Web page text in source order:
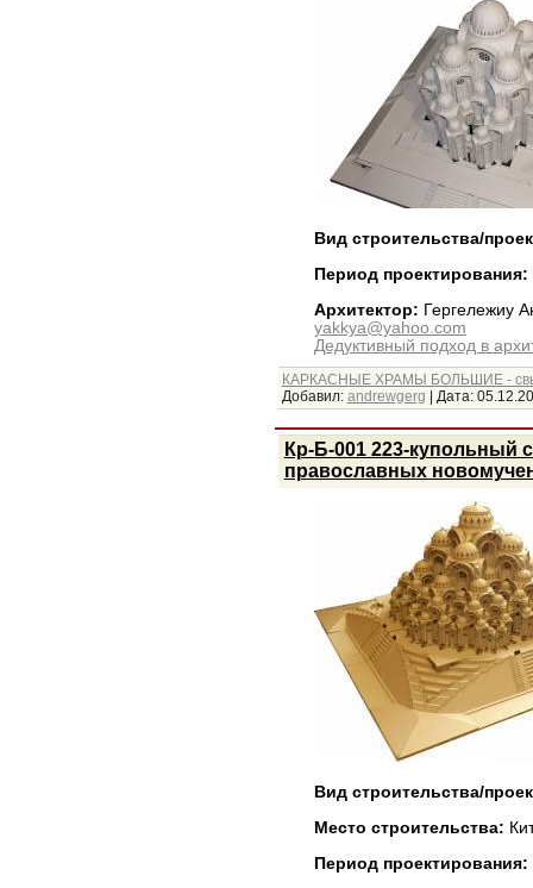
Вид строительства/
Период проектирования:
Архитектор: Гергележиу
yakkya@yahoo.com
Дедуктивный подход в
КАРКАСНЫЕ ХРАМЫ БОЛЬШИЕ -
Добавил: andrewgerg | Дата:
Кр-Б-001 223-купольный
православных
Вид строительства/
Место строительства:
Период проектирования: